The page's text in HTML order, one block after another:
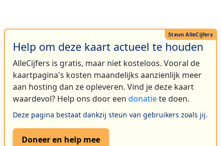
Help om deze kaart actueel te houden
AlleCijfers is gratis, maar niet kosteloos. Vooral de
kaartpagina's kosten maandelijks aanzienlijk meer
aan hosting dan ze opleveren. Vind je deze kaart
waardevol? Help ons door een donatiete doen.
Deze pagina bestaat dankzij steun van gebruikers zoals jij.
Doneer en help mee